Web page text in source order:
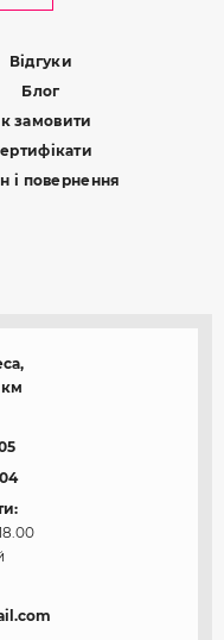
Відгуки
Блог
замовити
і повернення